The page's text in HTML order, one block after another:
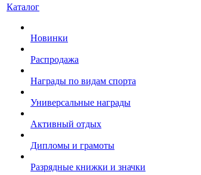
Каталог
Новинки
Распродажа
Награды по видам спорта
Универсальные награды
Активный отдых
Дипломы и грамоты
Разрядные книжки и значки